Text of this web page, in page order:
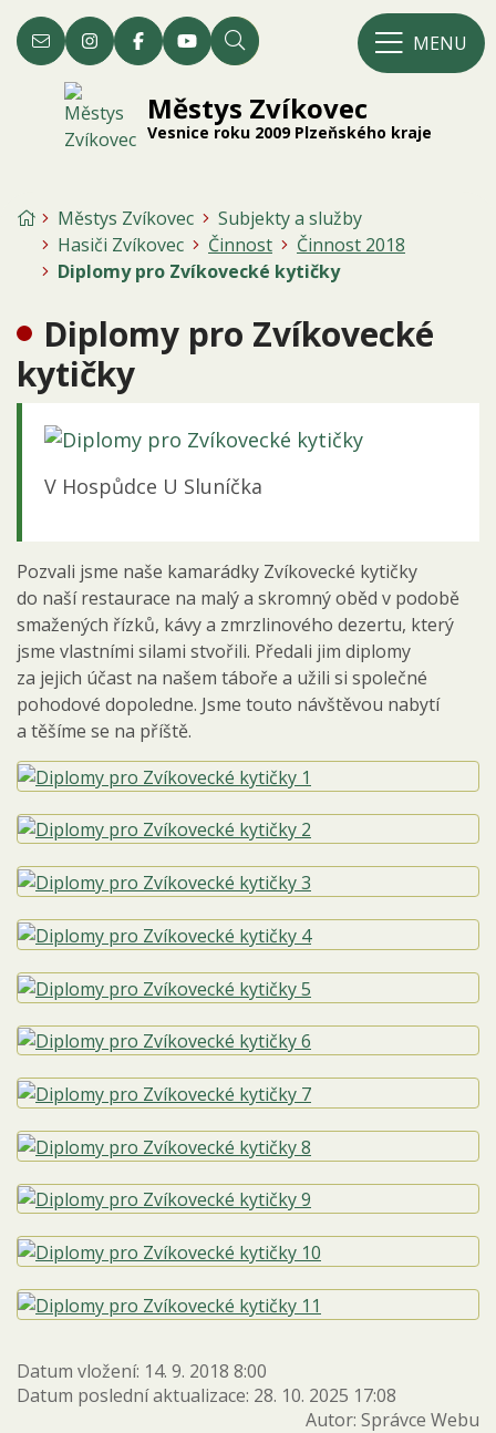
Rovnou na obsah
Rovnou na menu
Městys Zvíkovec
Vesnice roku 2009 Plzeňského kraje
mestys@zvikovec.cz Hledat MENU
Úvodní stránka
Městys Zvíkovec
Subjekty a služby
Hasiči Zvíkovec
Činnost
Činnost 2018
Diplomy pro Zvíkovecké kytičky
Diplomy pro Zvíkovecké
kytičky
V Hospůdce U Sluníčka
Pozvali jsme naše kamarádky Zvíkovecké kytičky
do naší restaurace na malý a skromný oběd v podobě
smažených řízků, kávy a zmrzlinového dezertu, který
jsme vlastními silami stvořili. Předali jim diplomy
za jejich účast na našem táboře a užili si společné
pohodové dopoledne. Jsme touto návštěvou nabytí
a těšíme se na příště.
Datum vložení: 14. 9. 2018 8:00
Datum poslední aktualizace: 28. 10. 2025 17:08
Autor: Správce Webu